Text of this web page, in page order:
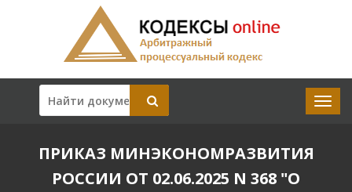
ПРИКАЗ МИНЭКОНОМРАЗВИТИЯ
РОССИИ ОТ 02.06.2025 N 368 "О